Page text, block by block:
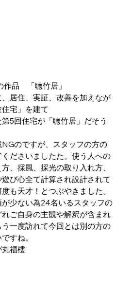
品　「聴竹居」
居住、実証、改善を加えなが
宅」を建て
5回住宅が「聴竹居」だそう
のですが、スタッフの方の
ださいましたた。使う人への
、採風、採光の取り入れ方、
び心全て計算され設計されて
も天才！とつぶやきました。
少ない為24名いるスタッフの
ご自身の主観や解釈が含まれ
一度訪れて今回とは別の方の
すね。
福樓